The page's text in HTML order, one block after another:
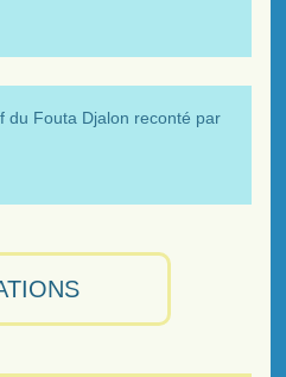
du Fouta Djalon reconté par